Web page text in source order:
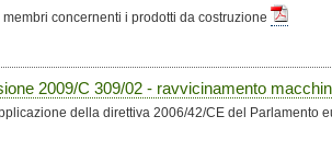
concernenti i prodotti da costruzione
2009/C 309/02 - ravvicinamento
della direttiva 2006/42/CE del